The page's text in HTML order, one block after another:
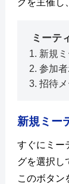
グを主催し
ミーテ
新規
参加
招待
新規ミー
すぐにミー
グを選択し
このボタン